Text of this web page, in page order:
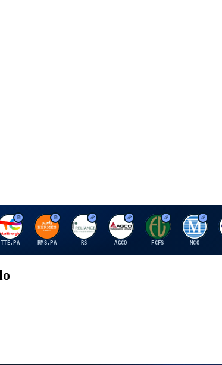
T
TTE.PA
H
RMS.PA
R
RS
A
AGCO
F
FCFS
M
MCO